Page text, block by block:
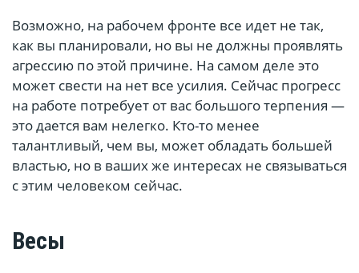
Возможно, на рабочем фронте все идет не так,
как вы планировали, но вы не должны проявлять
агрессию по этой причине. На самом деле это
может свести на нет все усилия. Сейчас прогресс
на работе потребует от вас большого терпения —
это дается вам нелегко. Кто-то менее
талантливый, чем вы, может обладать большей
властью, но в ваших же интересах не связываться
с этим человеком сейчас.
Весы